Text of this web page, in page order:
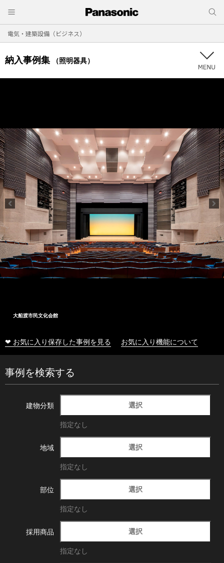
電気・建築設備（ビジネス）
納入事例集 （照明器具）
大船渡市民文化会館
❤ お気に入り保存した事例を見る お気に入り機能について
事例を検索する
建物分類 選択
指定なし
地域 選択
指定なし
部位 選択
指定なし
採用商品 選択
指定なし